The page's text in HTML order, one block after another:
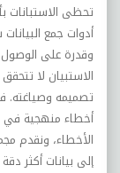
تحظى الاستبانات
أدوات جمع
وقدرة على الوصول
الاستبيان لا
تصميمه وصياغته.
أخطاء منهجية في
الأخطاء، ونقدم
إلى بيانات أكثر